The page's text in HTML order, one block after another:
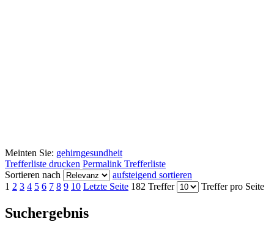
Meinten Sie: gehirngesundheit
Trefferliste drucken Permalink Trefferliste
Sortieren nach
aufsteigend sortieren
1 2 3 4 5 6 7 8 9 10 Letzte Seite 182 Treffer Treffer pro Seite
Suchergebnis